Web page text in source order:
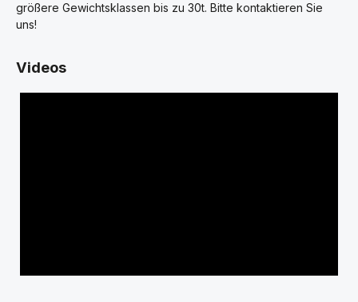
größere Gewichtsklassen bis zu 30t. Bitte kontaktieren Sie
uns!
Videos